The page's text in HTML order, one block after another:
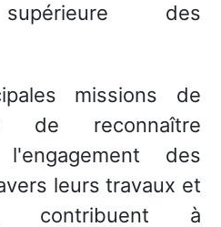
des
missions de
de reconnaître
des
leurs travaux et
contribuent à